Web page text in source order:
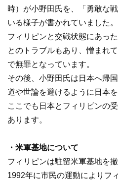
時）が小野田氏を、「勇敢な
いる様子が書かれていました。
フィリピンと交戦状態にあっ
とのトラブルもあり、憎まれ
で無罪となっています。
その後、小野田氏は日本へ帰
道や世論を避けるように日本
ここでも日本とフィリピンの
あります。
・米軍基地について
フィリピンは駐留米軍基地を
1992年に市民の運動によりフ